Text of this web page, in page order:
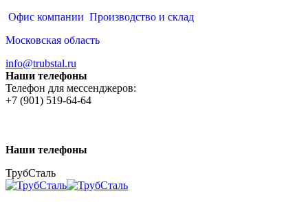
Перейти
содержанию
Офис компании Производство и склад
Московская область
info@trubstal.ru
Наши телефоны
Телефон для мессенджеров:
+7 (901) 519-64-64
Наши телефоны
ТрубСталь